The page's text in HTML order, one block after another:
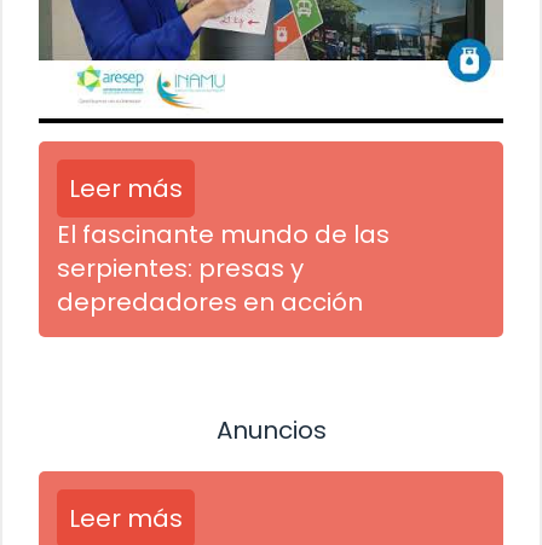
Leer más
El fascinante mundo de las
serpientes: presas y
depredadores en acción
Anuncios
Leer más